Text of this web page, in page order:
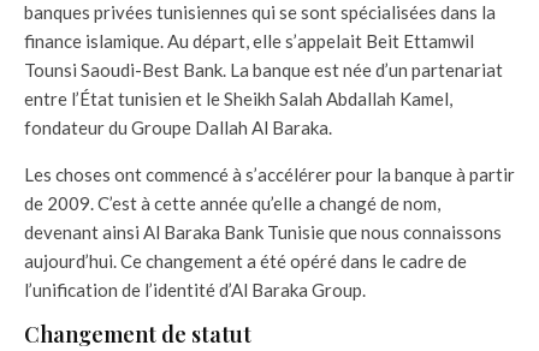
banques privées tunisiennes qui se sont spécialisées dans la
finance islamique. Au départ, elle s’appelait Beit Ettamwil
Tounsi Saoudi-Best Bank. La banque est née d’un partenariat
entre l’État tunisien et le Sheikh Salah Abdallah Kamel,
fondateur du Groupe Dallah Al Baraka.
Les choses ont commencé à s’accélérer pour la banque à partir
de 2009. C’est à cette année qu’elle a changé de nom,
devenant ainsi Al Baraka Bank Tunisie que nous connaissons
aujourd’hui. Ce changement a été opéré dans le cadre de
l’unification de l’identité d’Al Baraka Group.
Changement de statut